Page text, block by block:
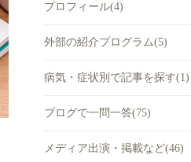
プロフィール(4)
外部の紹介プログラム(5)
病気・症状別で記事を探す(1)
ブログで一問一答(75)
メディア出演・掲載など(46)